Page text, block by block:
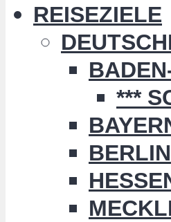
REISEZIELE
***
BERLIN